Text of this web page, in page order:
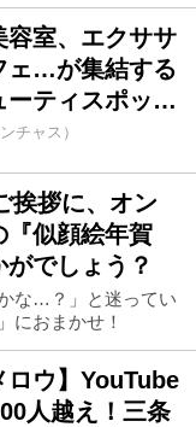
容室、エクササ
ェ…が集結する
ーティスポッ…
チャス）
挨拶に、オン
『似顔絵年賀
でしょう？
な…？」と迷ってい
におまかせ！
ロウ】YouTube
人越え！三条